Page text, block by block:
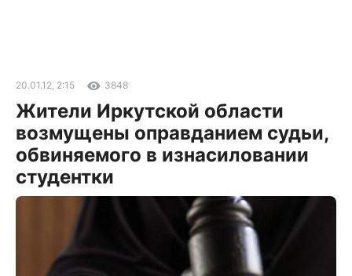
20.01.12, 2:15 3848
Жители Иркутской области
возмущены оправданием судьи,
обвиняемого в изнасиловании
студентки